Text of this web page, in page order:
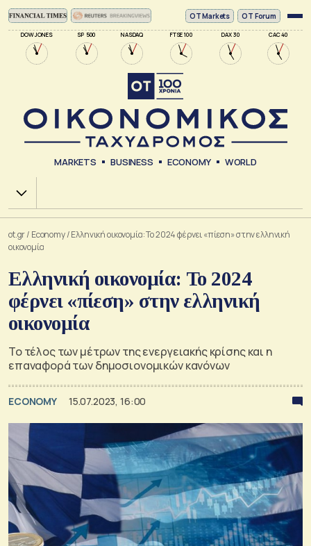
DOW JONES SP 500 NASDAQ FTSE 100 DAX 30 CAC 40
ΟΤ Markets OT Forum
MARKETS BUSINESS ECONOMY WORLD
Χ.Α.
ot.gr/ Economy/Ελληνική οικονομία: Το 2024 φέρνει «πίεση» στην ελληνική
οικονομία
Ελληνική οικονομία: Το 2024
φέρνει «πίεση» στην ελληνική
οικονομία
Το τέλος των μέτρων της ενεργειακής κρίσης και η
επαναφορά των δημοσιονομικών κανόνων
ECONOMY 15.07.2023, 16:00